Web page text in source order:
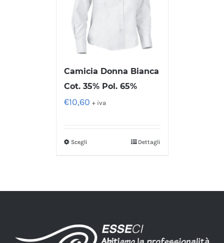
Camicia Donna Bianca
Cot. 35% Pol. 65%
€10,60 + iva
Scegli Dettagli